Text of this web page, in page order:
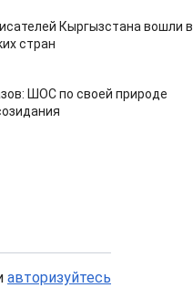
Кыргызстана вошли в
стран
ШОС по своей природе
авторизуйтесь